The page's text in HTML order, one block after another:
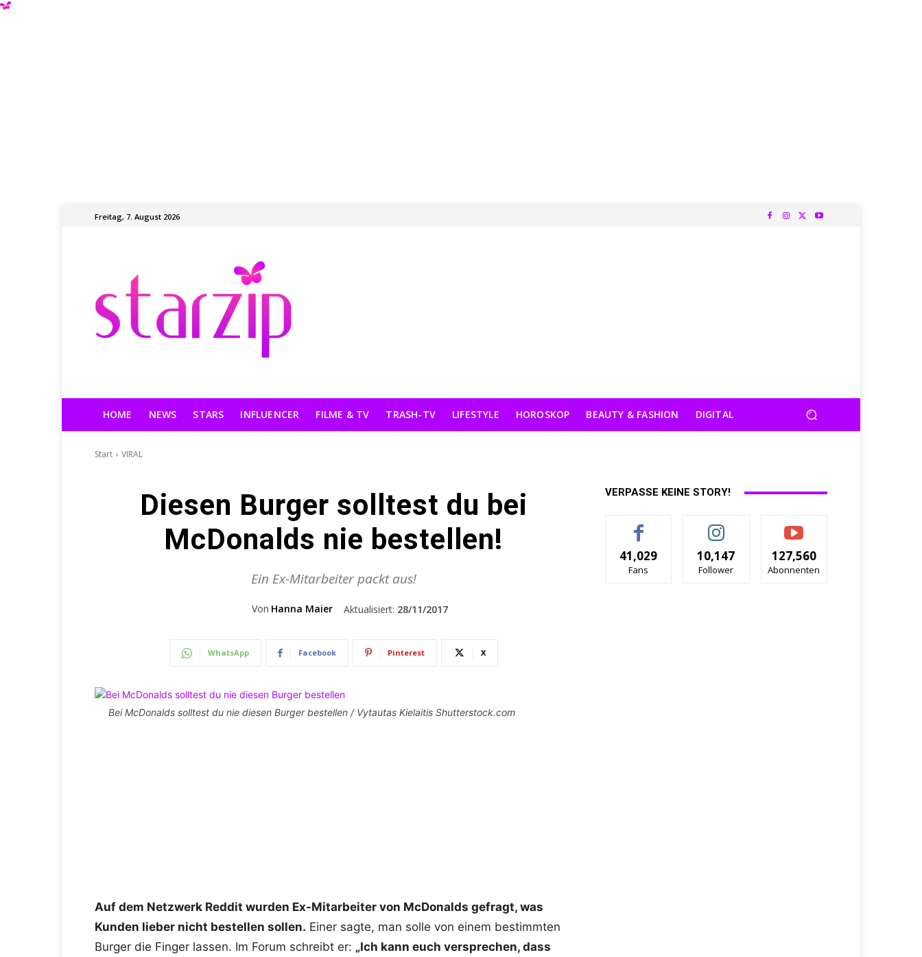
Freitag, 7. August 2026
HOME NEWS STARS INFLUENCER FILME & TV TRASH-TV LIFESTYLE HOROSKOP BEAUTY & FASHION DIGITAL
Start VIRAL
Diesen Burger solltest du bei
McDonalds nie bestellen!
Ein Ex-Mitarbeiter packt aus!
Von Hanna Maier Aktualisiert: 28/11/2017
WhatsApp Facebook Pinterest X
Bei McDonalds solltest du nie diesen Burger bestellen / Vytautas Kielaitis Shutterstock.com
Auf dem Netzwerk Reddit wurden Ex-Mitarbeiter von McDonalds gefragt, was
Kunden lieber nicht bestellen sollen. Einer sagte, man solle von einem bestimmten
Burger die Finger lassen. Im Forum schreibt er: „Ich kann euch versprechen, dass
VERPASSE KEINE STORY!
41,029
Fans
10,147
Follower
127,560
Abonnenten